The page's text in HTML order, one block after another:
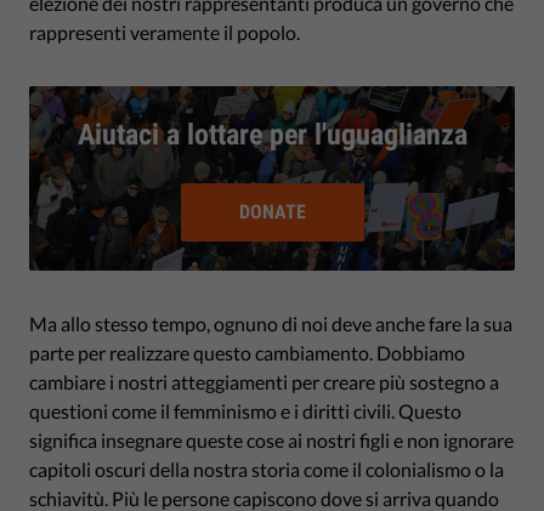
rappresenti veramente il popolo.
Aiutaci a lottare per l'uguaglianza
DONATE
Ma allo stesso tempo, ognuno di noi deve anche fare la sua
parte per realizzare questo cambiamento. Dobbiamo
cambiare i nostri atteggiamenti per creare più sostegno a
questioni come il femminismo e i diritti civili. Questo
significa insegnare queste cose ai nostri figli e non ignorare
capitoli oscuri della nostra storia come il colonialismo o la
schiavitù. Più le persone capiscono dove si arriva quando